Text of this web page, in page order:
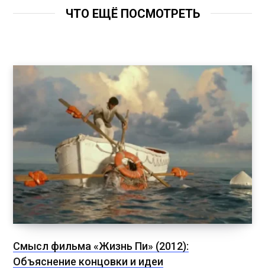
ЧТО ЕЩЁ ПОСМОТРЕТЬ
Смысл фильма «Жизнь Пи» (2012):
Объяснение концовки и идеи